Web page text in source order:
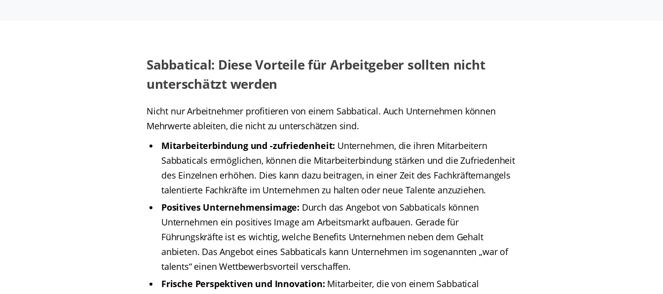
Sabbatical: Diese Vorteile für Arbeitgeber sollten nicht
unterschätzt werden
Nicht nur Arbeitnehmer profitieren von einem Sabbatical. Auch Unternehmen können
Mehrwerte ableiten, die nicht zu unterschätzen sind.
Mitarbeiterbindung und -zufriedenheit: Unternehmen, die ihren Mitarbeitern
Sabbaticals ermöglichen, können die Mitarbeiterbindung stärken und die Zufriedenheit
des Einzelnen erhöhen. Dies kann dazu beitragen, in einer Zeit des Fachkräftemangels
talentierte Fachkräfte im Unternehmen zu halten oder neue Talente anzuziehen.
Positives Unternehmensimage: Durch das Angebot von Sabbaticals können
Unternehmen ein positives Image am Arbeitsmarkt aufbauen. Gerade für
Führungskräfte ist es wichtig, welche Benefits Unternehmen neben dem Gehalt
anbieten. Das Angebot eines Sabbaticals kann Unternehmen im sogenannten „war of
talents“ einen Wettbewerbsvorteil verschaffen.
Frische Perspektiven und Innovation: Mitarbeiter, die von einem Sabbatical